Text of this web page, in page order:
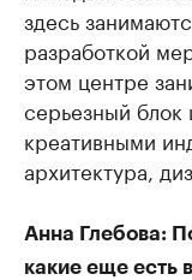
здесь
разработкой
этом центре
серьезный блок
креативными
архитектура,
Анна Глебова:
какие еще есть